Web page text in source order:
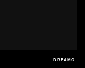
DREAMO